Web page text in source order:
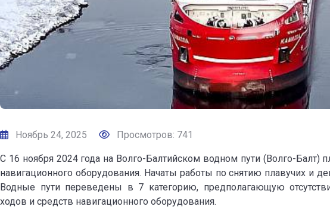
Ноябрь 24, 2025 Просмотров: 741
С 16 ноября 2024 года на Волго-Балтийском водном пути (Волго-Балт)
навигационного оборудования. Начаты работы по снятию плавучих и
Водные пути переведены в 7 категорию, предполагающую
ходов и средств навигационного оборудования.